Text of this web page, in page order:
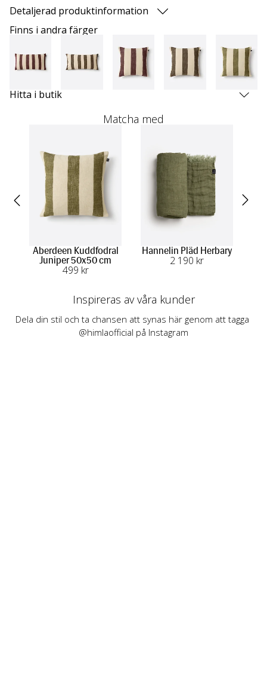
Detaljerad produktinformation
Finns i andra färger
Hitta i butik
Matcha med
Aberdeen Kuddfodral
Juniper 50x50 cm
499 kr
Hannelin Pläd Herbary
2 190 kr
Inspireras av våra kunder
Dela din stil och ta chansen att synas här genom att tagga
@himlaofficial på Instagram